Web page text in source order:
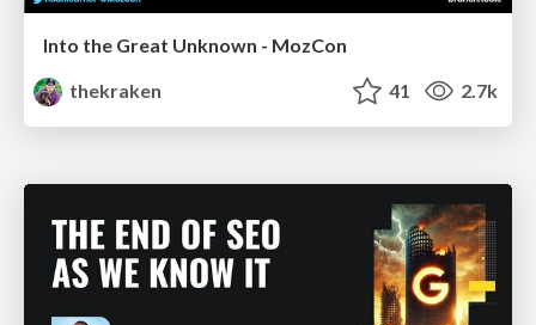
Into the Great Unknown - MozCon
thekraken
41 2.7k